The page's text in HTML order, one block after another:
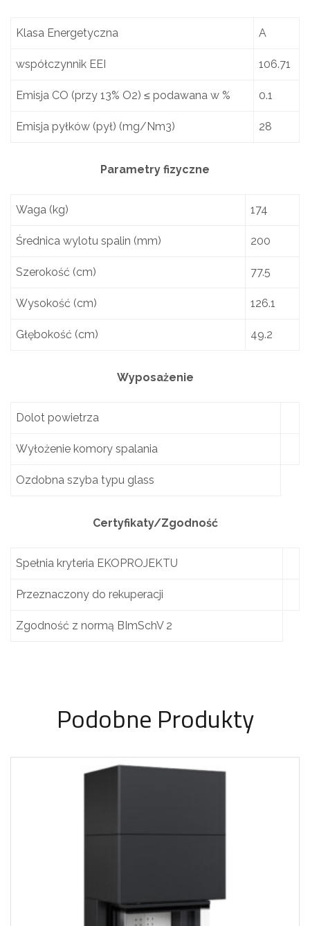
Klasa Energetyczna A
współczynnik EEI 106.71
Emisja CO (przy 13% O2) ≤ podawana w % 0.1
Emisja pyłków (pył) (mg/Nm3) 28
Parametry fizyczne
Waga (kg) 174
Średnica wylotu spalin (mm) 200
Szerokość (cm) 77.5
Wysokość (cm) 126.1
Głębokość (cm) 49.2
Wyposażenie
Dolot powietrza
Wyłożenie komory spalania
Ozdobna szyba typu glass
Certyfikaty/Zgodność
Spełnia kryteria EKOPROJEKTU
Przeznaczony do rekuperacji
Zgodność z normą BImSchV 2
Podobne Produkty